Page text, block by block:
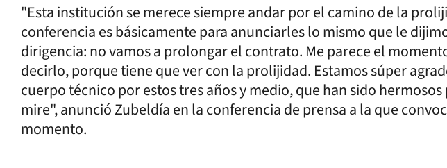
"Esta institución se merece siempre andar por el camino de la
conferencia es básicamente para anunciarles lo mismo que le
dirigencia: no vamos a prolongar el contrato. Me parece el
decirlo, porque tiene que ver con la prolijidad. Estamos súper
cuerpo técnico por estos tres años y medio, que han sido
mire", anunció Zubeldía en la conferencia de prensa a la que
momento.